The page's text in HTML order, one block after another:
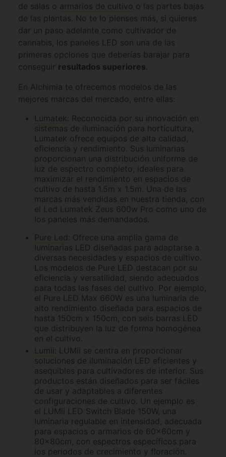
de salas o armarios de cultivo o las partes bajas
de las plantas. No te lo pienses más, si quieres
dar un paso adelante como cultivador de
cannabis, los paneles LED son una de las
primeras opciones que deberías barajar para
conseguir resultados superiores
En Alchimia te ofrecemos modelos de las
mejores marcas del mercado, entre ellas:
Lumatek : Reconocida por su innovación en
sistemas de iluminación para horticultura,
Lumatek ofrece equipos de alta calidad,
eficiencia y rendimiento. Sus luminarias
proporcionan una distribución uniforme de
luz de espectro completo, ideales para
maximizar el rendimiento en espacios de
cultivo de hasta 1.5m x 1.5m. Una de las
marcas más vendidas en nuestra tienda, con
el Led Lumatek Zeus 600w Pro como uno de
los paneles más demandados.
Pure Led : Ofrece una amplia gama de
luminarias LED diseñadas para adaptarse a
diversas necesidades y espacios de cultivo.
Los modelos de Pure LED destacan por su
eficiencia y versatilidad, siendo adecuados
para todas las fases del cultivo. Por ejemplo,
el Pure LED Max 660W es una luminaria de
alto rendimiento diseñada para espacios de
hasta 150cm x 150cm, con seis barras LED
que distribuyen la luz de forma homogénea
en el cultivo.
Lumii : LUMii se centra en proporcionar
soluciones de iluminación LED eficientes y
asequibles para cultivadores de interior. Sus
productos están diseñados para ser fáciles
de usar y adaptables a diferentes
configuraciones de cultivo. Un ejemplo es
el LUMii LED Switch Blade 150W, una
luminaria regulable en intensidad, adecuada
para espacios o armarios de 60×60cm y
80×80cm, con espectros específicos para
los periodos de crecimiento y floración.